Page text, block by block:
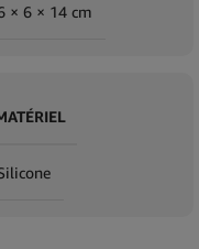
× 6 × 14 cm